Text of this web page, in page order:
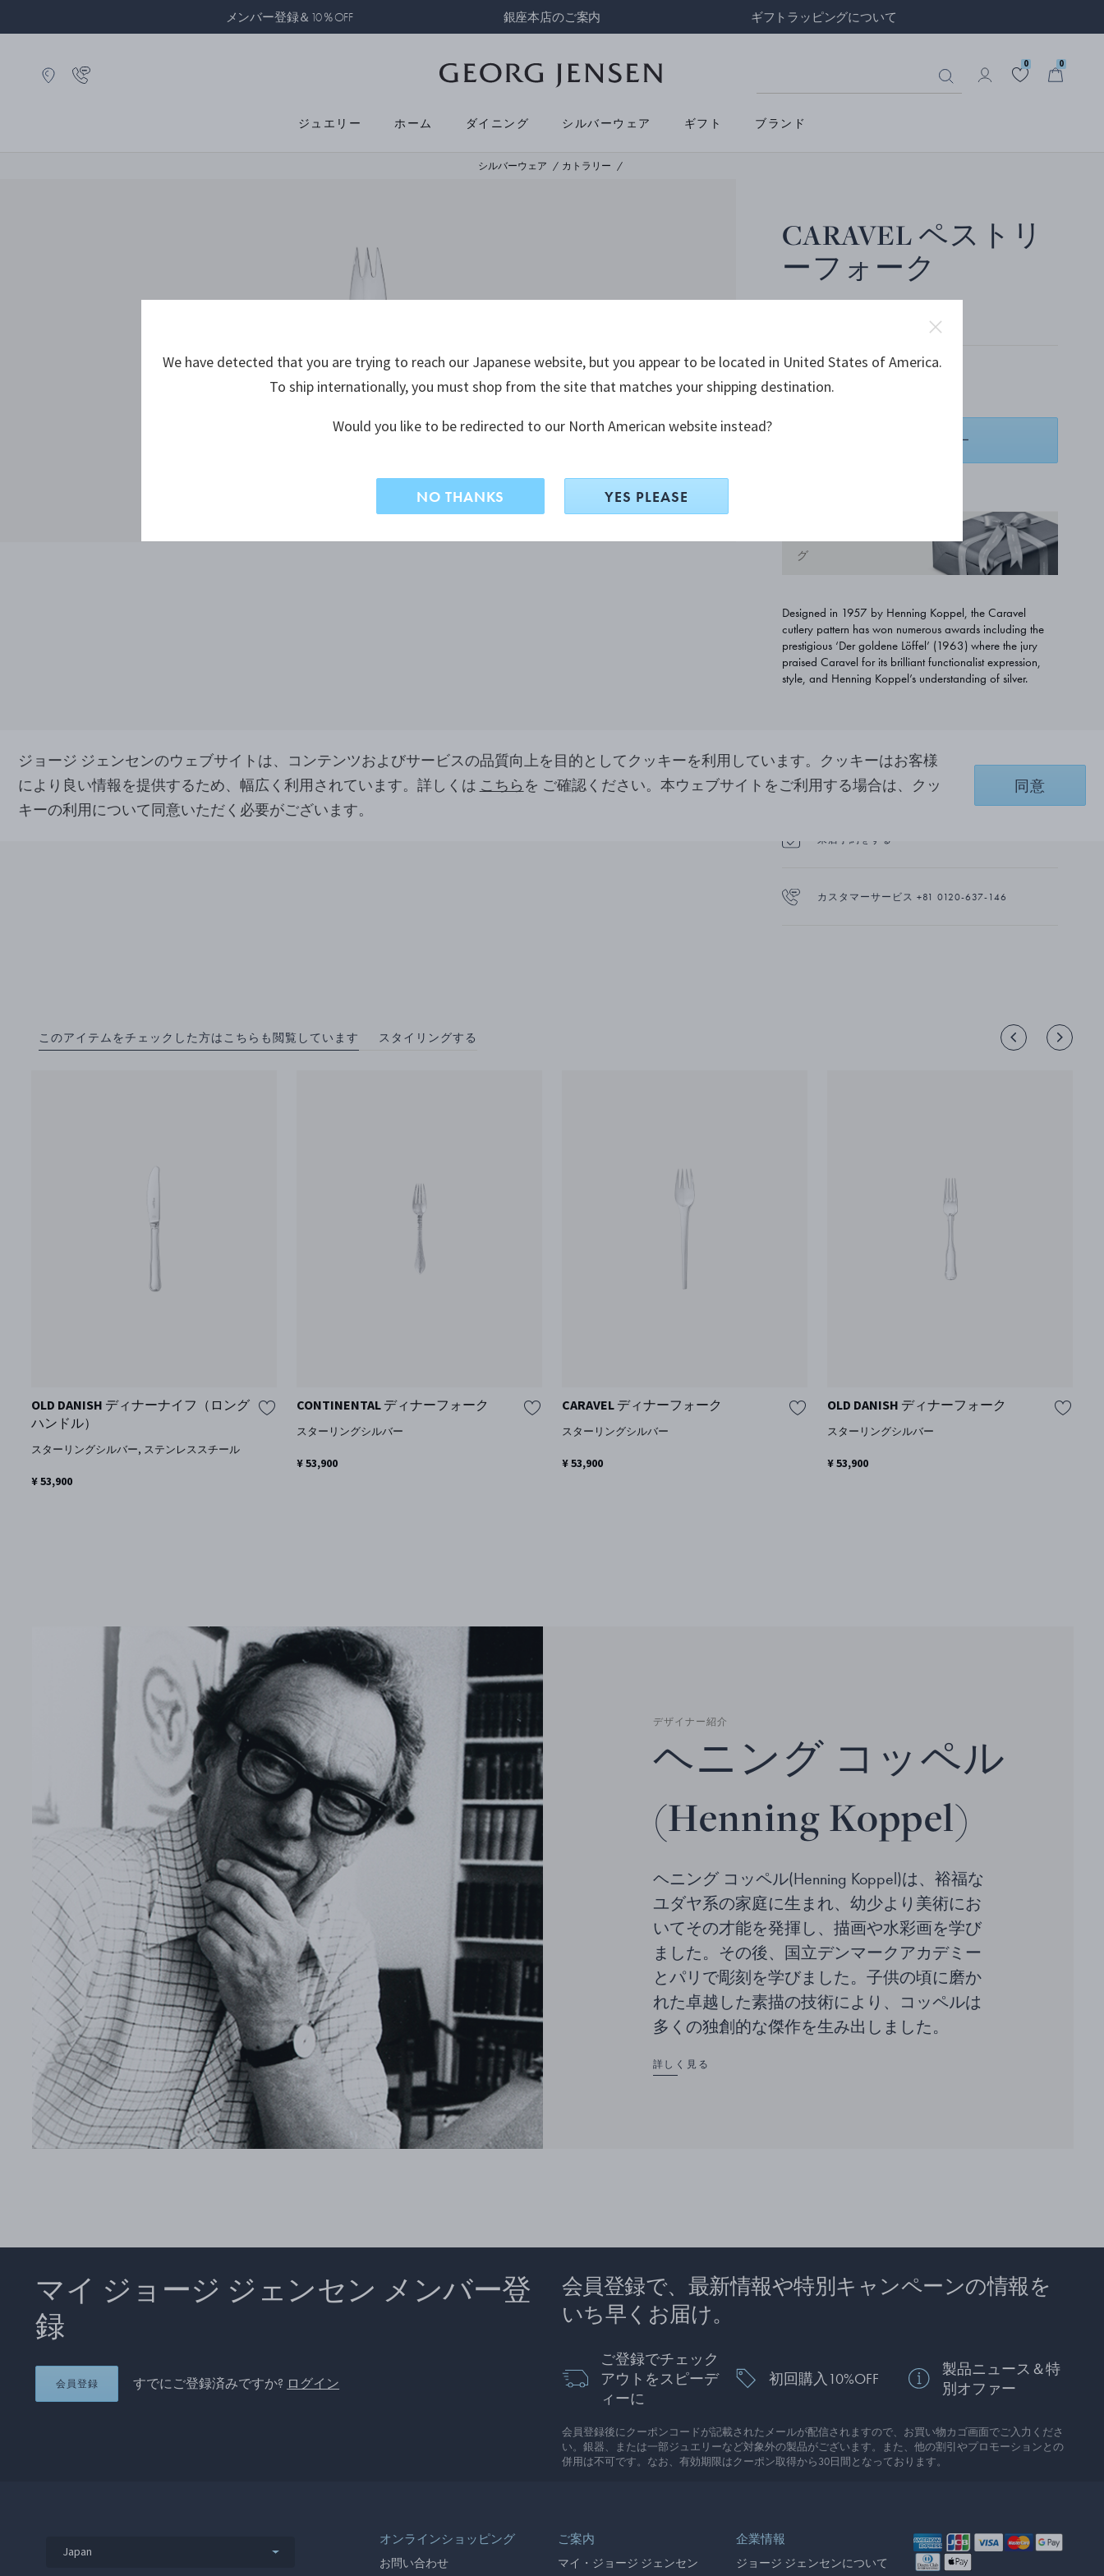
メンバー登録＆10％OFF 銀座本店のご案内 ギフトラッピングについて
0 0
ジュエリー ホーム ダイニング シルバーウェア ギフト ブランド
シルバーウェア カトラリー
CARAVEL ペストリ
ーフォーク
¥ 39,600
スペシャルオーダー
グ
Designed in 1957 by Henning Koppel, the Caravel
cutlery pattern has won numerous awards including the
prestigious ‘Der goldene Löffel’ (1963) where the jury
praised Caravel for its brilliant functionalist expression,
style, and Henning Koppel’s understanding of silver.
配送と返品
来店予約をする
カスタマーサービス +81 0120-637-146
このアイテムをチェックした方はこちらも閲覧しています スタイリングする
OLD DANISH ディナーナイフ（ロング
ハンドル）
スターリングシルバー, ステンレススチール
¥ 53,900
CONTINENTAL ディナーフォーク
スターリングシルバー
¥ 53,900
CARAVEL ディナーフォーク
スターリングシルバー
¥ 53,900
OLD DANISH ディナーフォーク
スターリングシルバー
¥ 53,900
デザイナー紹介
ヘニング コッペル
(Henning Koppel)
ヘニング コッペル(Henning Koppel)は、裕福な
ユダヤ系の家庭に生まれ、幼少より美術にお
いてその才能を発揮し、描画や水彩画を学び
ました。その後、国立デンマークアカデミー
とパリで彫刻を学びました。子供の頃に磨か
れた卓越した素描の技術により、コッペルは
多くの独創的な傑作を生み出しました。
詳しく見る
マイ ジョージ ジェンセン メンバー登
録
会員登録 すでにご登録済みですか? ログイン
会員登録で、最新情報や特別キャンペーンの情報を
いち早くお届け。
ご登録でチェック
アウトをスピーデ
ィーに
初回購入10%OFF
製品ニュース＆特
別オファー
会員登録後にクーポンコードが記載されたメールが配信されますので、お買い物カゴ画面でご入力くださ
い。銀器、または一部ジュエリーなど対象外の製品がございます。また、他の割引やプロモーションとの
併用は不可です。なお、有効期限はクーポン取得から30日間となっております。
Japan
オンラインショッピング
お問い合わせ
ご案内
マイ・ジョージ ジェンセン
企業情報
ジョージ ジェンセンについて
ジョージ ジェンセンのウェブサイトは、コンテンツおよびサービスの品質向上を目的としてクッキーを利用しています。クッキーはお客様
により良い情報を提供するため、幅広く利用されています。詳しくは こちら を ご確認ください。本ウェブサイトをご利用する場合は、クッ
キーの利用について同意いただく必要がございます。
同意
We have detected that you are trying to reach our Japanese website, but you appear to be located in United States of America.
To ship internationally, you must shop from the site that matches your shipping destination.
Would you like to be redirected to our North American website instead?
NO THANKS YES PLEASE